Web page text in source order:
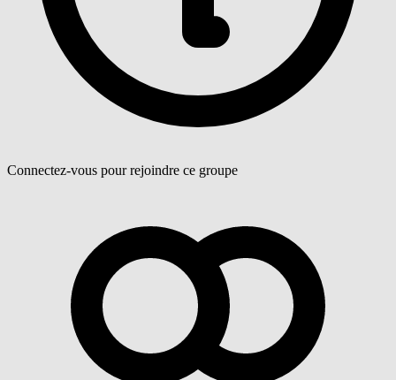
Connectez-vous pour rejoindre ce groupe